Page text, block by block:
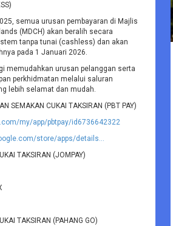
semua urusan pembayaran di Majlis
(MDCH) akan beralih secara
tanpa tunai (cashless) dan akan
pada 1 Januari 2026.
memudahkan urusan pelanggan serta
perkhidmatan melalui saluran
lebih selamat dan mudah.
SEMAKAN CUKAI TAKSIRAN (PBT PAY)
my/app/pbtpay/id6736642322
store/apps/details...
TAKSIRAN (JOMPAY)
TAKSIRAN (PAHANG GO)